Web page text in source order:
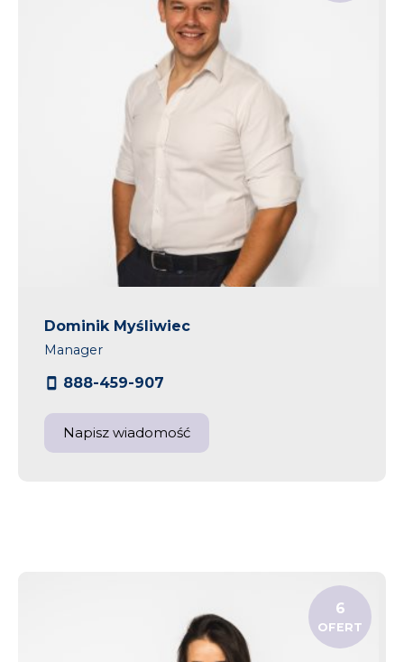
Dominik Myśliwiec
Manager
888-459-907
Napisz wiadomość
6
OFERT